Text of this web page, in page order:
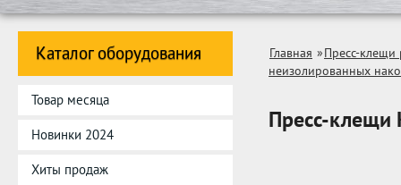
Каталог оборудования
Товар месяца
Новинки 2024
Хиты продаж
Главная »Пресс-клещи
неизолированных
Пресс-клещи